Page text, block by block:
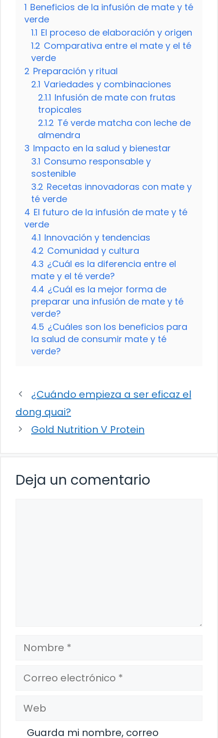
1 Beneficios de la infusión de mate y té
verde
1.1 El proceso de elaboración y origen
1.2 Comparativa entre el mate y el té
verde
2 Preparación y ritual
2.1 Variedades y combinaciones
2.1.1 Infusión de mate con frutas
tropicales
2.1.2 Té verde matcha con leche de
almendra
3 Impacto en la salud y bienestar
3.1 Consumo responsable y
sostenible
3.2 Recetas innovadoras con mate y
té verde
4 El futuro de la infusión de mate y té
verde
4.1 Innovación y tendencias
4.2 Comunidad y cultura
4.3 ¿Cuál es la diferencia entre el
mate y el té verde?
4.4 ¿Cuál es la mejor forma de
preparar una infusión de mate y té
verde?
4.5 ¿Cuáles son los beneficios para
la salud de consumir mate y té
verde?
¿Cuándo empieza a ser eficaz el
dong quai?
Gold Nutrition V Protein
Deja un comentario
Nombre
Correo
electrónico
Web
Guarda mi nombre, correo